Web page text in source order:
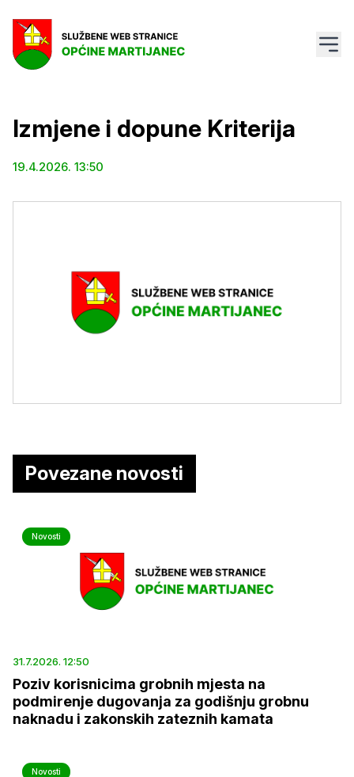
Izmjene i dopune Kriterija
19.4.2026. 13:50
Povezane novosti
Novosti
31.7.2026. 12:50
Poziv korisnicima grobnih mjesta na
podmirenje dugovanja za godišnju grobnu
naknadu i zakonskih zateznih kamata
Novosti